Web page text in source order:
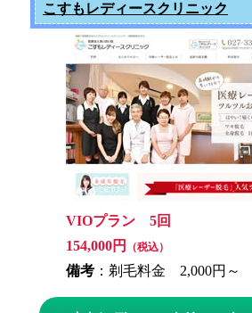
こすもレディースクリニック
VIOプラン 5回
154,000円
（税込）
備考 ：剃毛料金 2,000円～